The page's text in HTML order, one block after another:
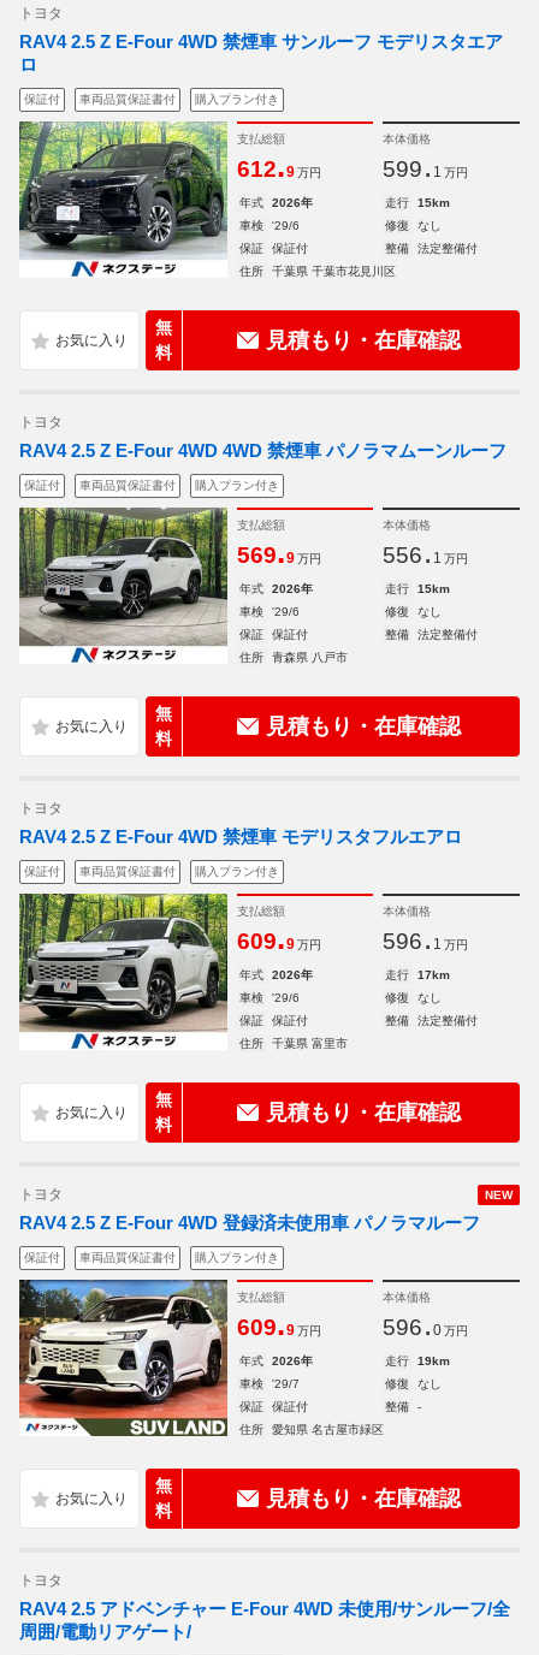
トヨタ
RAV4 2.5 Z E-Four 4WD 禁煙車 サンルーフ モデリスタエア
ロ
保証付 車両品質保証書付 購入プラン付き
支払総額
612.9 万円
本体価格
599. 1 万円
年式 2026年 走行
15km
車検
'29/6 修復
なし
保証
保証付 整備
法定整備付
住所
千葉県 千葉市花見川区
無
料
見積もり・在庫確認
トヨタ
RAV4 2.5 Z E-Four 4WD 4WD 禁煙車 パノラマムーンルーフ
保証付 車両品質保証書付 購入プラン付き
支払総額
569.9 万円
本体価格
556. 1 万円
年式 2026年 走行
15km
車検
'29/6 修復
なし
保証
保証付 整備
法定整備付
住所
青森県 八戸市
無
料
見積もり・在庫確認
トヨタ
RAV4 2.5 Z E-Four 4WD 禁煙車 モデリスタフルエアロ
保証付 車両品質保証書付 購入プラン付き
支払総額
609.9 万円
本体価格
596. 1 万円
年式 2026年 走行
17km
車検
'29/6 修復
なし
保証
保証付 整備
法定整備付
住所
千葉県 富里市
無
料
見積もり・在庫確認
NEW
トヨタ
RAV4 2.5 Z E-Four 4WD 登録済未使用車 パノラマルーフ
保証付 車両品質保証書付 購入プラン付き
支払総額
609.9 万円
本体価格
596. 0 万円
年式 2026年 走行
19km
車検
'29/7 修復
なし
保証
保証付 整備
-
住所
愛知県 名古屋市緑区
無
料
見積もり・在庫確認
トヨタ
RAV4 2.5 アドベンチャー E-Four 4WD 未使用/サンルーフ/全
周囲/電動リアゲート/